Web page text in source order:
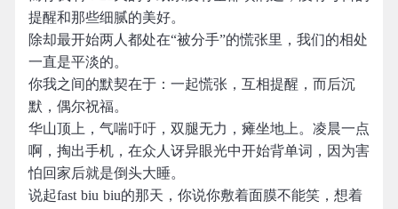
提醒和那些细腻的美好。
除却最开始两人都处在“被分手”的慌张里，我们的相处
一直是平淡的。
你我之间的默契在于：一起慌张，互相提醒，而后沉
默，偶尔祝福。
华山顶上，气喘吁吁，双腿无力，瘫坐地上。凌晨一点
啊，掏出手机，在众人讶异眼光中开始背单词，因为害
怕回家后就是倒头大睡。
说起fast biu biu的那天，你说你敷着面膜不能笑，想着